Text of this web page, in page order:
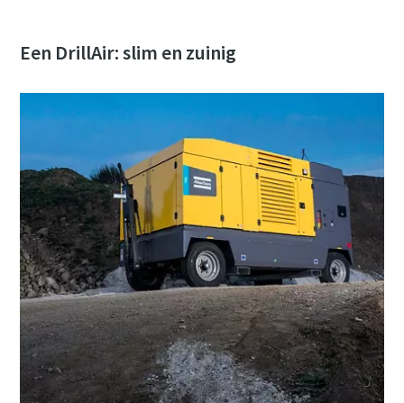
Een DrillAir: slim en zuinig